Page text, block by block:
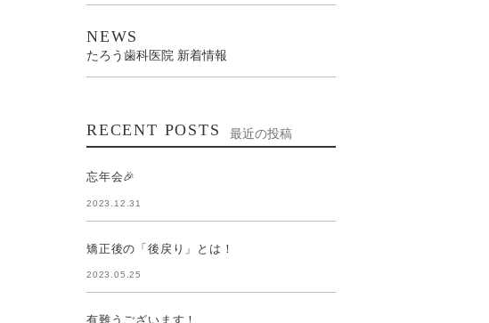
NEWS
たろう歯科医院 新着情報
RECENT POSTS 最近の投稿
忘年会🎉
2023.12.31
矯正後の「後戻り」とは！
2023.05.25
有難うございます！